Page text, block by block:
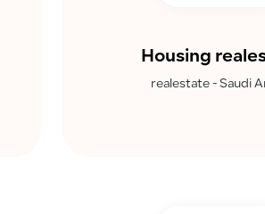
Housing
realestate - Saudi